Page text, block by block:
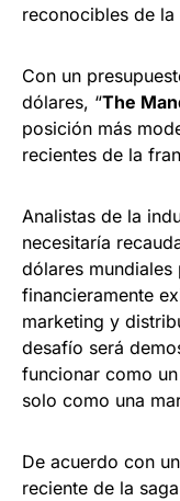
reconocibles de
Con un
dólares, “The
posición más
recientes de la
Analistas de la
necesitaría
dólares mundiales
financieramente
marketing y
desafío será
funcionar como
solo como una
De acuerdo con
reciente de la